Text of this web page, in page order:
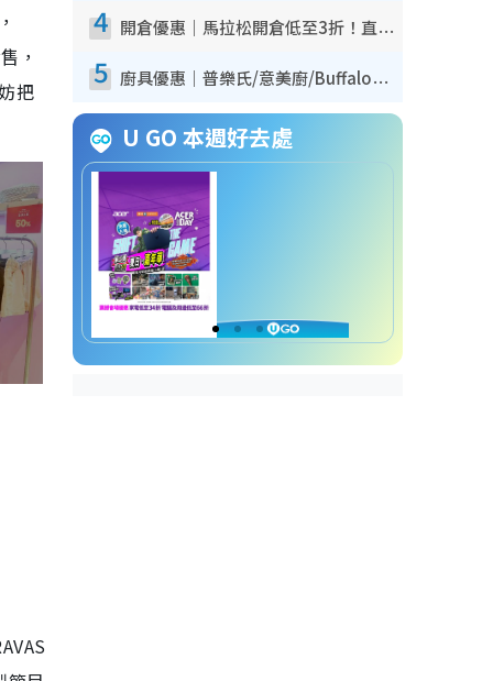
，
把
4 開倉優惠｜馬拉松開倉低至3折！直擊$99起買adidas／New Balance／Puma鞋款 STANLEY保溫杯劈價至$119起
5 廚具優惠｜普樂氏/意美廚/Buffalo廚具低至3折！$89起買煎鍋／炒鑊／個人鍋 同場小家電激減至$99起
U GO 本週好去處